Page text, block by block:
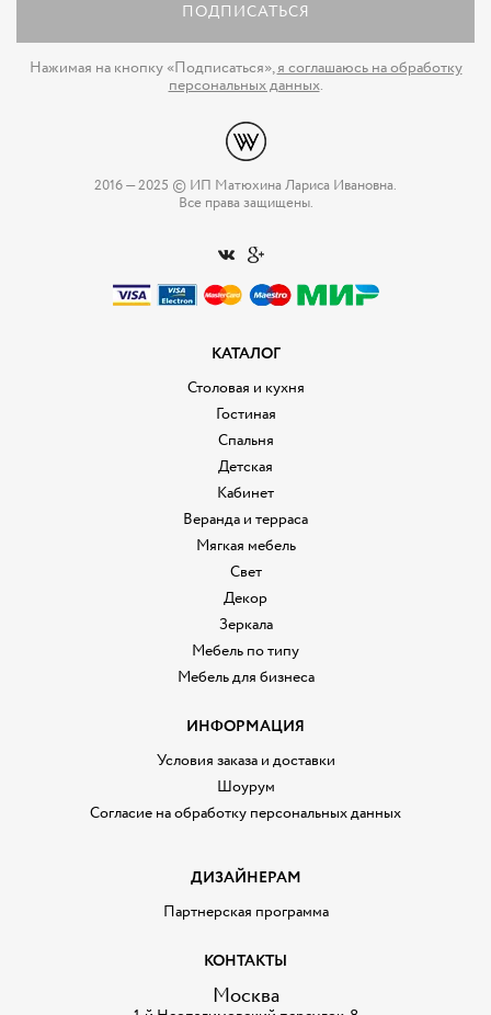
ПОДПИСАТЬСЯ
Нажимая на кнопку «Подписаться»,я соглашаюсь на обработку
персональных данных.
2016 — 2025 © ИП Матюхина Лариса Ивановна.
Все права защищены.
КАТАЛОГ
Столовая и кухня
Гостиная
Спальня
Детская
Кабинет
Веранда и терраса
Мягкая мебель
Свет
Декор
Зеркала
Мебель по типу
Мебель для бизнеса
ИНФОРМАЦИЯ
Условия заказа и доставки
Шоурум
Согласие на обработку персональных данных
ДИЗАЙНЕРАМ
Партнерская программа
КОНТАКТЫ
Москва